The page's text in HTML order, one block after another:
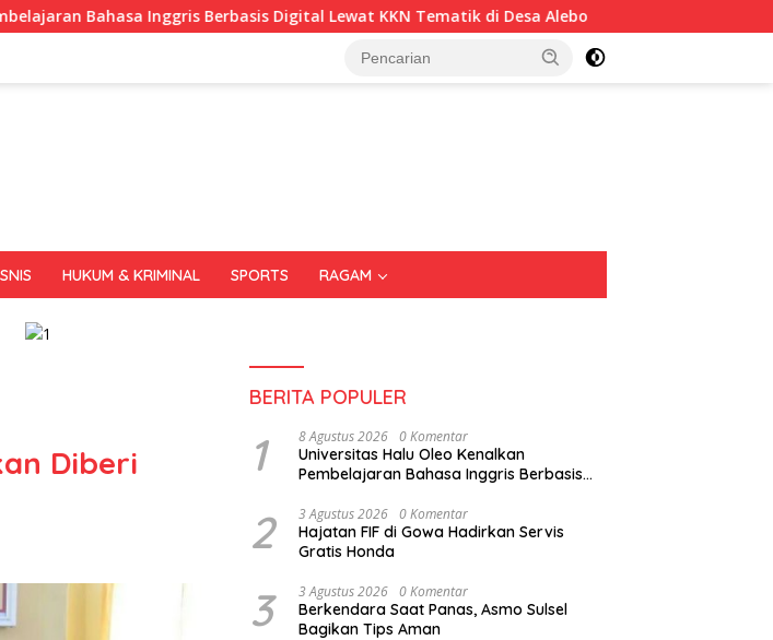
Digital Lewat KKN Tematik di Desa Alebo Imigrasi Sultra Perkuat Kepedulian Sosial
HUKUM & KRIMINAL SPORTS RAGAM
Diberi
BERITA POPULER
1 8 Agustus 2026 0 Komentar
Universitas Halu Oleo Kenalkan
Pembelajaran Bahasa Inggris Berbasis
2 3 Agustus 2026 0 Komentar
Hajatan FIF di Gowa Hadirkan Servis
Gratis Honda
3 3 Agustus 2026 0 Komentar
Berkendara Saat Panas, Asmo Sulsel
Bagikan Tips Aman